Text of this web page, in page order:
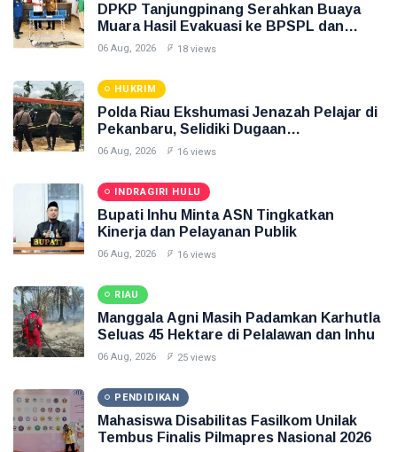
DPKP Tanjungpinang Serahkan Buaya
Muara Hasil Evakuasi ke BPSPL dan
Taman Safari Lagoi
06 Aug, 2026 18 views
HUKRIM
Polda Riau Ekshumasi Jenazah Pelajar di
Pekanbaru, Selidiki Dugaan
Penganiayaan
06 Aug, 2026 16 views
INDRAGIRI HULU
Bupati Inhu Minta ASN Tingkatkan
Kinerja dan Pelayanan Publik
06 Aug, 2026 16 views
RIAU
Manggala Agni Masih Padamkan Karhutla
Seluas 45 Hektare di Pelalawan dan Inhu
06 Aug, 2026 25 views
PENDIDIKAN
Mahasiswa Disabilitas Fasilkom Unilak
Tembus Finalis Pilmapres Nasional 2026